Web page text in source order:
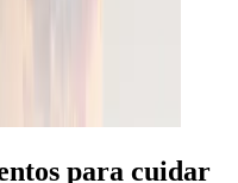
para cuidar